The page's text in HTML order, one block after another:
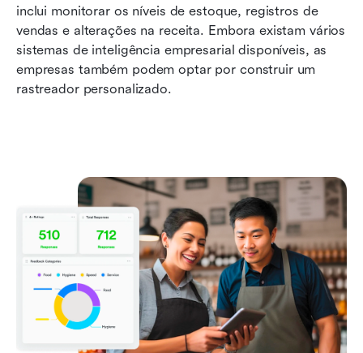
inclui monitorar os níveis de estoque, registros de
vendas e alterações na receita. Embora existam vários
sistemas de inteligência empresarial disponíveis, as
empresas também podem optar por construir um
rastreador personalizado.